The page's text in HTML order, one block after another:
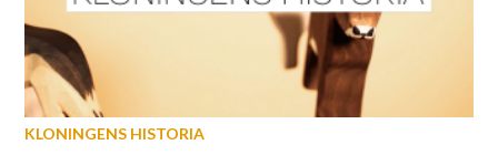
KLONINGENS HISTORIA